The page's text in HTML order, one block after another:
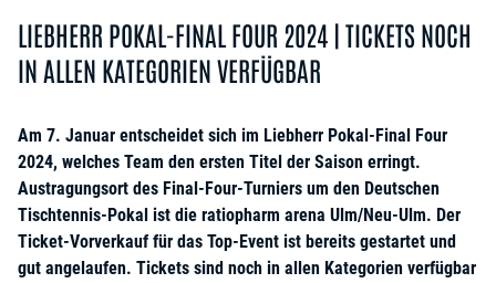
LIEBHERR POKAL-FINAL FOUR 2024 | TICKETS NOCH
IN ALLEN KATEGORIEN VERFÜGBAR
Am 7. Januar entscheidet sich im Liebherr Pokal-Final Four
2024, welches Team den ersten Titel der Saison erringt.
Austragungsort des Final-Four-Turniers um den Deutschen
Tischtennis-Pokal ist die ratiopharm arena Ulm/Neu-Ulm. Der
Ticket-Vorverkauf für das Top-Event ist bereits gestartet und
gut angelaufen. Tickets sind noch in allen Kategorien verfügbar